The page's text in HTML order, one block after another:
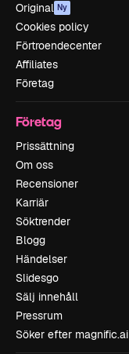
Original Ny
Cookies policy
Förtroendecenter
Affiliates
Företag
Företag
Prissättning
Om oss
Recensioner
Karriär
Söktrender
Blogg
Händelser
Slidesgo
Sälj innehåll
Pressrum
Söker efter magnific.ai